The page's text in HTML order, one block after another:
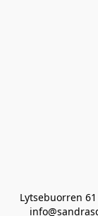
Lytsebuorren